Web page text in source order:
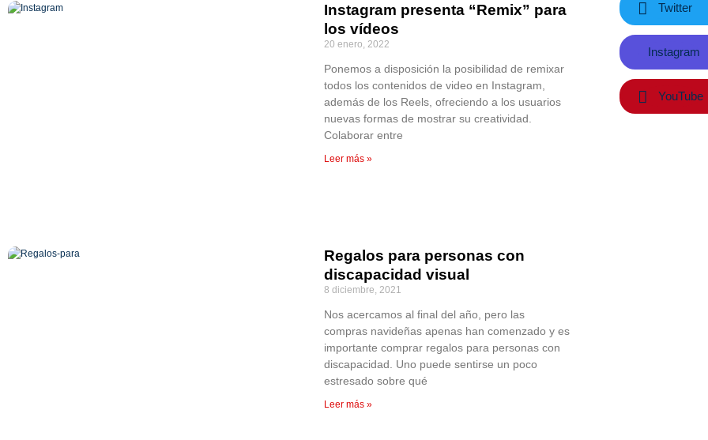
Instagram presenta “Remix” para
los vídeos
20 enero, 2022
Ponemos a disposición la posibilidad de remixar
todos los contenidos de video en Instagram,
además de los Reels, ofreciendo a los usuarios
nuevas formas de mostrar su creatividad.
Colaborar entre
Leer más »
Regalos para personas con
discapacidad visual
8 diciembre, 2021
Nos acercamos al final del año, pero las
compras navideñas apenas han comenzado y es
importante comprar regalos para personas con
discapacidad. Uno puede sentirse un poco
estresado sobre qué
Leer más »
Twitter
Instagram
YouTube